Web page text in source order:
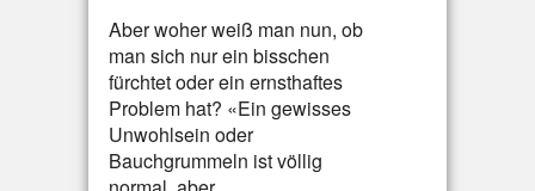
Aber woher weiß man nun, ob
man sich nur ein bisschen
fürchtet oder ein ernsthaftes
Problem hat? «Ein gewisses
Unwohlsein oder
Bauchgrummeln ist völlig